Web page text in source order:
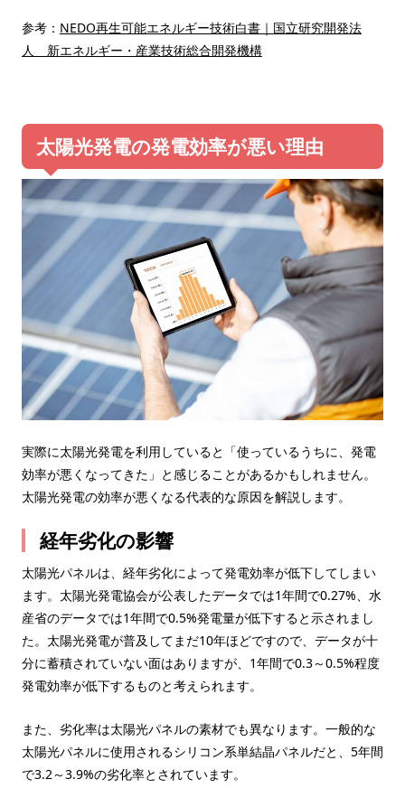
参考： NEDO再生可能エネルギー技術白書｜国立研究開発法
人 新エネルギー・産業技術総合開発機構
太陽光発電の発電効率が悪い理由
実際に太陽光発電を利用していると「使っているうちに、発電
効率が悪くなってきた」と感じることがあるかもしれません。
太陽光発電の効率が悪くなる代表的な原因を解説します。
経年劣化の影響
太陽光パネルは、経年劣化によって発電効率が低下してしまい
ます。太陽光発電協会が公表したデータでは1年間で0.27%、水
産省のデータでは1年間で0.5%発電量が低下すると示されまし
た。太陽光発電が普及してまだ10年ほどですので、データが十
分に蓄積されていない面はありますが、1年間で0.3～0.5%程度
発電効率が低下するものと考えられます。
また、劣化率は太陽光パネルの素材でも異なります。一般的な
太陽光パネルに使用されるシリコン系単結晶パネルだと、5年間
で3.2～3.9%の劣化率とされています。